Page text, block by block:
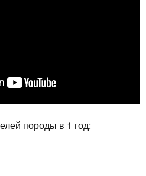
породы в 1 год: